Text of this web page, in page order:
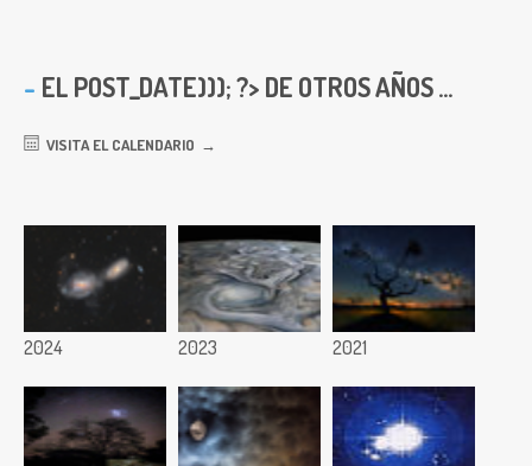
EL POST_DATE))); ?> DE OTROS AÑOS ...
VISITA EL CALENDARIO
2024 2023 2021